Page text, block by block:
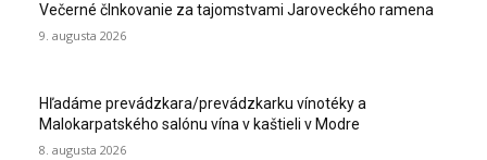
Večerné člnkovanie za tajomstvami Jaroveckého ramena
9. augusta 2026
Hľadáme prevádzkara/prevádzkarku vínotéky a
Malokarpatského salónu vína v kaštieli v Modre
8. augusta 2026